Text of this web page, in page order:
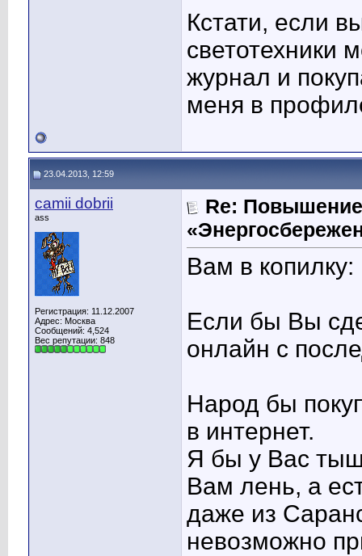
Кстати, если
светотехники
журнал и
меня в
23.04.2013, 12:59
camii dobrii
ass
Регистрация: 11.12.2007
Адрес: Москва
Сообщений: 4,524
Вес репутации: 848
Re:
Вам в копилку:
Если бы Вы
онлайн с
Народ бы
в интернет.
Я бы у Вас тыщ
Вам лень, а
даже из
невозможно